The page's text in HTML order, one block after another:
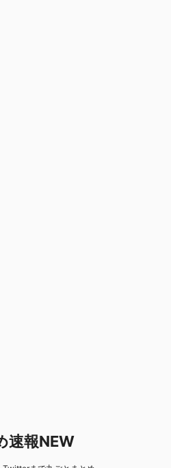
速報NEW